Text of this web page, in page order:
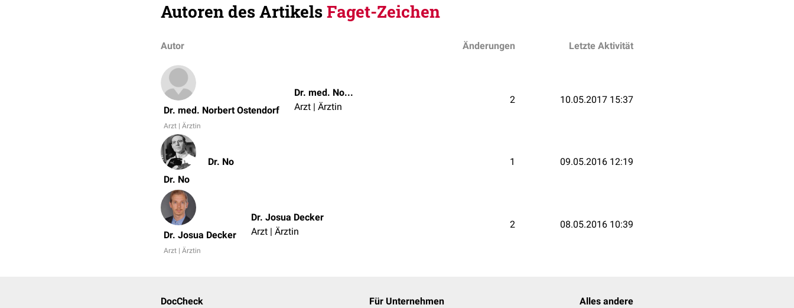
Autoren des ArtikelsFaget-Zeichen
Autor Änderungen Letzte Aktivität
Dr. med. Norbert Ostendorf
Arzt | Ärztin
Dr. med. Norbert Ostendorf
Arzt | Ärztin
2 10.05.2017 15:37
Dr. No
Dr. No 1 09.05.2016 12:19
Dr. Josua Decker
Arzt | Ärztin
Dr. Josua Decker
Arzt | Ärztin
2 08.05.2016 10:39
DocCheck Für Unternehmen Alles andere